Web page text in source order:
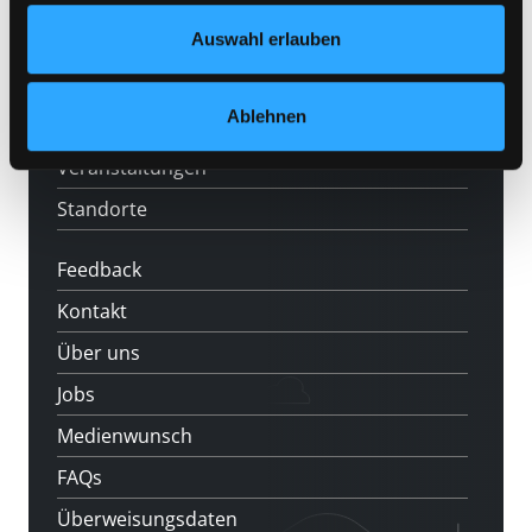
Auswahl erlauben
Ablehnen
[kju:b]
Veranstaltungen
Standorte
Feedback
Kontakt
Über uns
Jobs
Medienwunsch
FAQs
Überweisungsdaten